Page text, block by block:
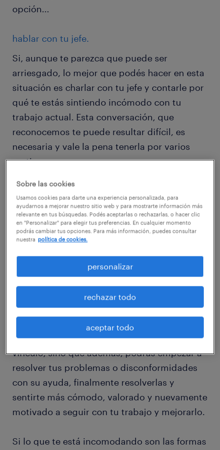
opción...
hablar con tu jefe.
Si, aunque te parezca que puede ser
arriesgado, lo mejor que podés hacer en esta
situación es charlar con tu jefe y contarle por
qué te estás sintiendo incómodo con tu
trabajo actual. Esta conversación, que
reconocemos te puede resultar difícil, es
necesaria y vale la pena tenerla por varios
motivos.
conversar sobre lo que te está pasando es la
mejor forma de saber si realmente hay
empatía, es decir si tu jefe entiende tus
personal y por tu carrera profesional y
realmente quiere ayudarte a vos y a la
empresa. Además, y aunque quizás no resulte
en un aumento inmediato de tu sueldo
(aunque nunca se sabe), a partir de esta
charla, no sólo podrás consolidar este
vínculo, sino que además, podrás empezar a
resolver tus problemas o disconformidades
con su ayuda, finalmente resolverlas y
sentirte más cómodo, valorado y nuevamente
motivado a seguir con tu trabajo y mejorarlo.
Si lo que te está incomodando son las formas
Sobre las cookies
Usamos cookies para darte una experiencia personalizada, para
ayudarnos a mejorar nuestro sitio web y para mostrarte información más
relevante en tus búsquedas. Podés aceptarlas o rechazarlas, o hacer clic
en "Personalizar" para elegir tus preferencias. En cualquier momento
podrás cambiar tus opciones. Para más información, puedes consultar
nuestra política de cookies.
personalizar
rechazar todo
aceptar todo